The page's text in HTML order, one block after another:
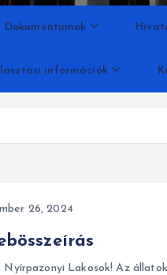
Dokumentumok
információk
26, 2024
Nyírpazonyi Lakosok! Az